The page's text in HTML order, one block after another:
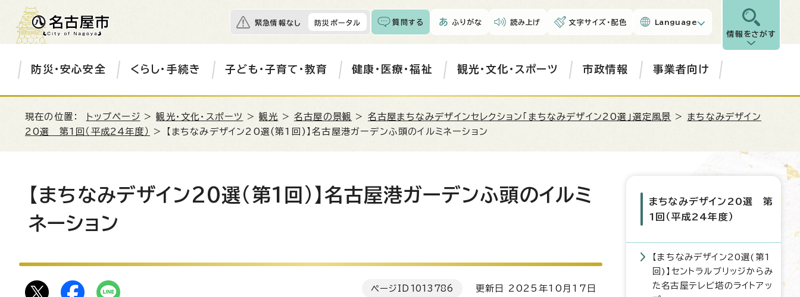
緊急情報なし 防災ポータル 質問する ふりがな 読み上げ 文字サイズ・配色 Language
情報をさがす
防災・安心安全 くらし・手続き 子ども・子育て・教育 健康・医療・福祉 観光・文化・スポーツ 市政情報 事業者向け
現在の位置： トップページ >観光・文化・スポーツ >観光 >名古屋の景観 > 名古屋まちなみデザインセレクション「まちなみデザイン20選」選定風景 > まちなみデザイン
20選 第1回（平成24年度）
> 【まちなみデザイン20選(第1回)】名古屋港ガーデンふ頭のイルミネーション
【まちなみデザイン20選(第1回)】名古屋港ガーデンふ頭のイルミ
ネーション
ページID 1013786 更新日 2025年10月17日
まちなみデザイン20選 第
1回（平成24年度）
【まちなみデザイン20選(第1
回)】セントラルブリッジからみ
た名古屋テレビ塔のライトアッ